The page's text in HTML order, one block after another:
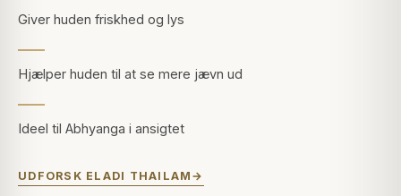
Giver huden friskhed og lys
Hjælper huden til at se mere jævn ud
Ideel til Abhyanga i ansigtet
UDFORSK ELADI THAILAM